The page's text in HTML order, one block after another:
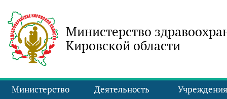
Министерство
Кировской области
Министерство Деятельность Учреждения